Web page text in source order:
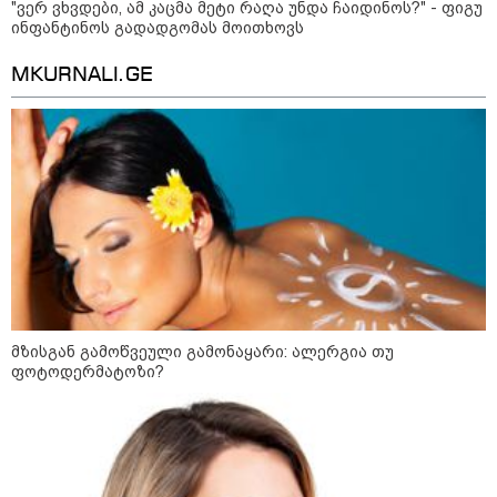
21:03 / 05-08-2026
რამ გამოიწვია საქართველოს
ელექტროენერგეტიკული სისტემის სრული
გათიშვა - რას ამბობს სემეკ-ის წევრი
23:14 / 06-08-2026
სამოქალაქო საზოგადოების
წარმომადგენლები 2008 წლის
რუსეთ-საქართველოს აგვისტოს
"ვერ ვხვდები, ამ კაცმა მეტი რაღა უნდა ჩაიდინოს?" - ფიგუ
ინფანტინოს გადადგომას მოითხოვს
MKURNALI.GE
მზისგან გამოწვეული გამონაყარი: ალერგია თუ
ფოტოდერმატოზი?